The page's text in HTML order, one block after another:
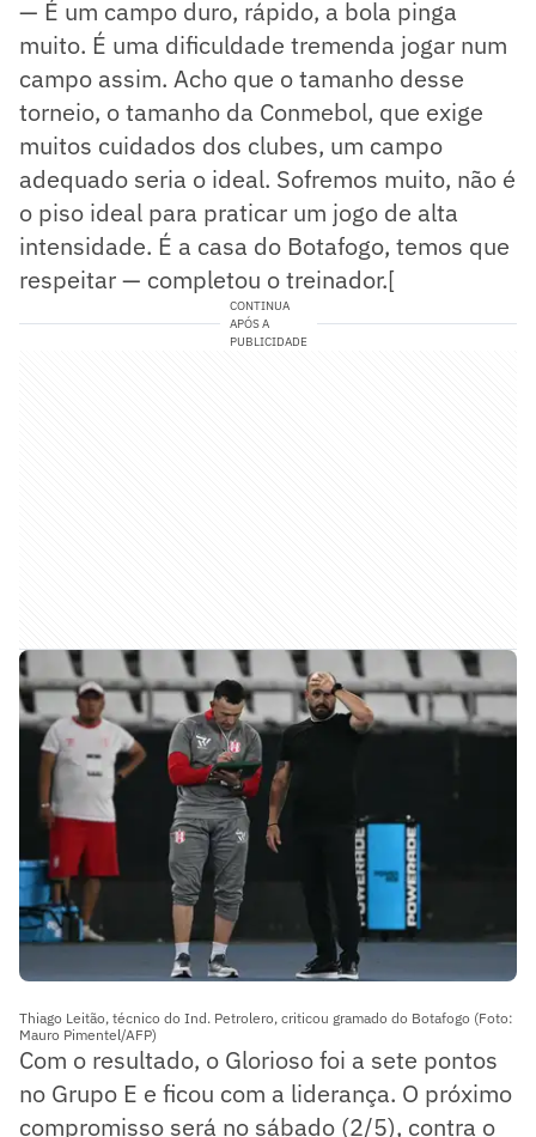
— É um campo duro, rápido, a bola pinga
muito. É uma dificuldade tremenda jogar num
campo assim. Acho que o tamanho desse
torneio, o tamanho da Conmebol, que exige
muitos cuidados dos clubes, um campo
adequado seria o ideal. Sofremos muito, não é
o piso ideal para praticar um jogo de alta
intensidade. É a casa do Botafogo, temos que
respeitar — completou o treinador.[
CONTINUA
APÓS A
PUBLICIDADE
Thiago Leitão, técnico do Ind. Petrolero, criticou gramado do Botafogo (Foto:
Mauro Pimentel/AFP)
Com o resultado, o Glorioso foi a sete pontos
no Grupo E e ficou com a liderança. O próximo
compromisso será no sábado (2/5), contra o